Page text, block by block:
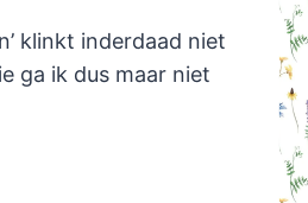
klinkt inderdaad niet
ga ik dus maar niet